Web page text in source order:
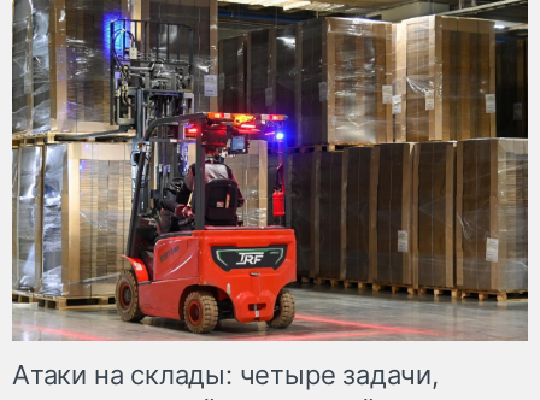
Атаки на склады: четыре задачи,